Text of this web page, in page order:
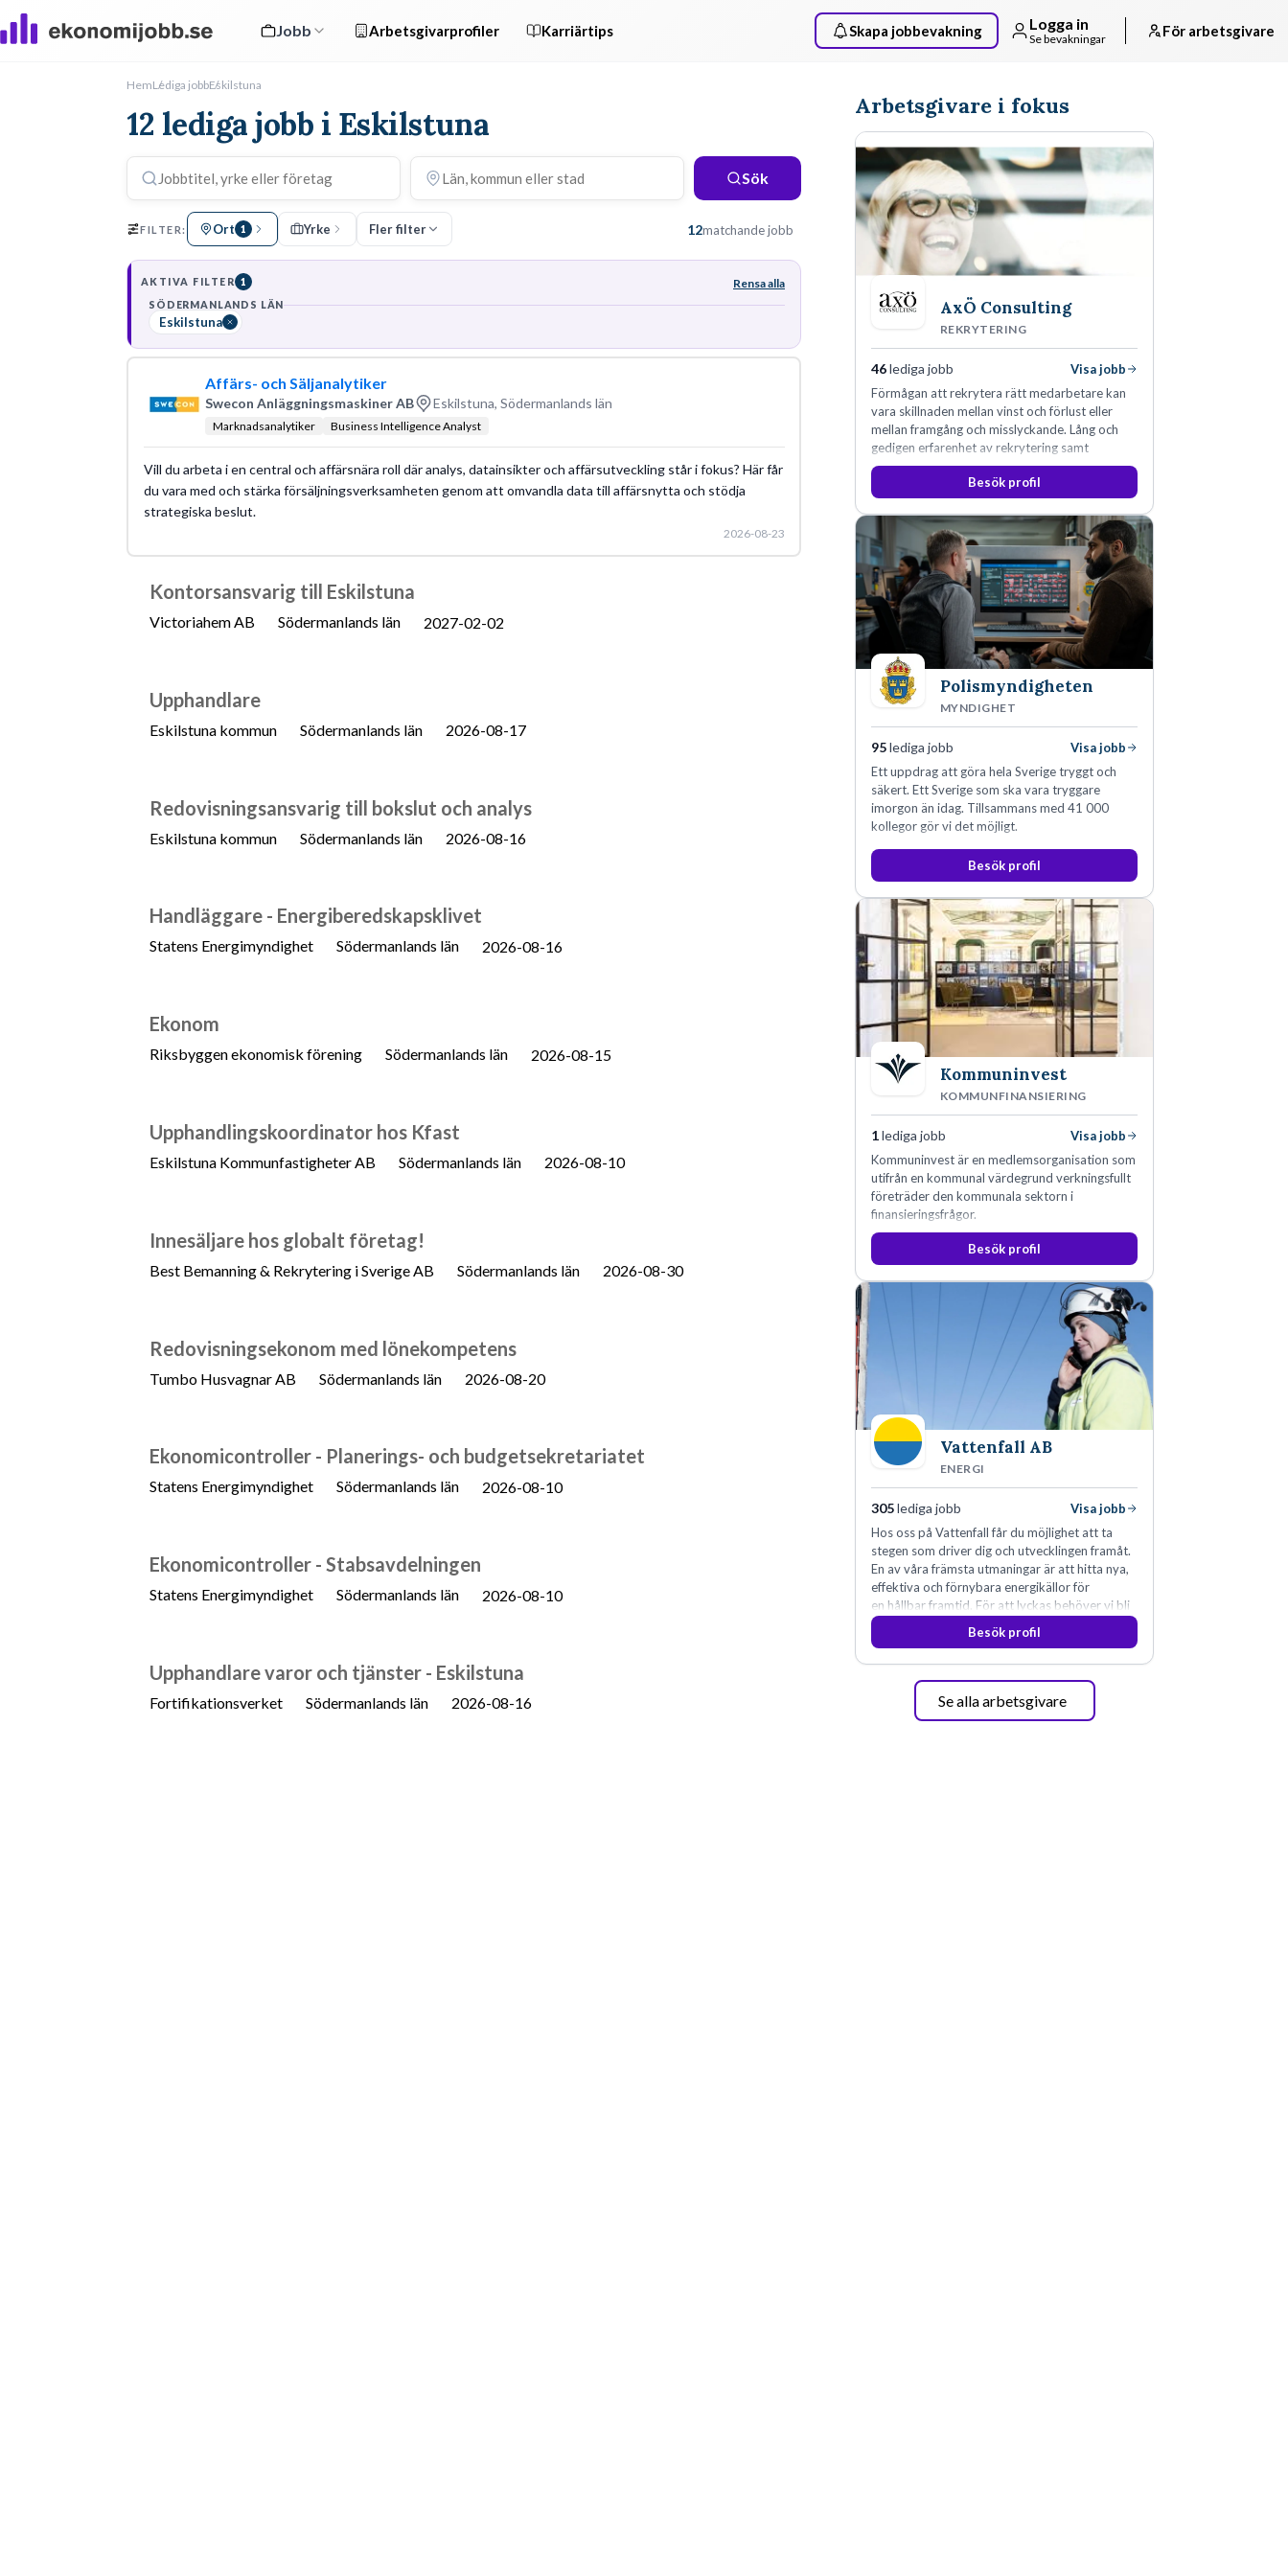
Jobb Arbetsgivarprofiler Karriärtips Skapa jobbevakning Logga in
Se bevakningar För arbetsgivare
HemLediga jobbEskilstuna
12 lediga jobb i Eskilstuna
Sök
FILTER: Ort 1 Yrke Fler filter 12matchande jobb
AKTIVA FILTER 1 Rensa alla
SÖDERMANLANDS LÄN
Eskilstuna
Affärs- och Säljanalytiker
Swecon Anläggningsmaskiner AB Eskilstuna, Södermanlands län
Marknadsanalytiker Business Intelligence Analyst
Vill du arbeta i en central och affärsnära roll där analys, datainsikter och affärsutveckling står i fokus? Här får
du vara med och stärka försäljningsverksamheten genom att omvandla data till affärsnytta och stödja
strategiska beslut.
2026-08-23
Kontorsansvarig till Eskilstuna
Victoriahem AB Södermanlands län 2027-02-02
Upphandlare
Eskilstuna kommun Södermanlands län 2026-08-17
Redovisningsansvarig till bokslut och analys
Eskilstuna kommun Södermanlands län 2026-08-16
Handläggare - Energiberedskapsklivet
Statens Energimyndighet Södermanlands län 2026-08-16
Ekonom
Riksbyggen ekonomisk förening Södermanlands län 2026-08-15
Upphandlingskoordinator hos Kfast
Eskilstuna Kommunfastigheter AB Södermanlands län 2026-08-10
Innesäljare hos globalt företag!
Best Bemanning & Rekrytering i Sverige AB Södermanlands län 2026-08-30
Redovisningsekonom med lönekompetens
Tumbo Husvagnar AB Södermanlands län 2026-08-20
Ekonomicontroller - Planerings- och budgetsekretariatet
Statens Energimyndighet Södermanlands län 2026-08-10
Ekonomicontroller - Stabsavdelningen
Statens Energimyndighet Södermanlands län 2026-08-10
Upphandlare varor och tjänster - Eskilstuna
Fortifikationsverket Södermanlands län 2026-08-16
Arbetsgivare i fokus
AxÖ Consulting
REKRYTERING
46lediga jobb
Visa jobb
Förmågan att rekrytera rätt medarbetare kan
vara skillnaden mellan vinst och förlust eller
mellan framgång och misslyckande. Lång och
gedigen erfarenhet av rekrytering samt
konsultverksamhet har lärt oss just det.
Besök profil
Polismyndigheten
MYNDIGHET
95lediga jobb
Visa jobb
Ett uppdrag att göra hela Sverige tryggt och
säkert. Ett Sverige som ska vara tryggare
imorgon än idag. Tillsammans med 41 000
kollegor gör vi det möjligt.
Besök profil
Kommuninvest
KOMMUNFINANSIERING
1lediga jobb
Visa jobb
Kommuninvest är en medlemsorganisation som
utifrån en kommunal värdegrund verkningsfullt
företräder den kommunala sektorn i
finansieringsfrågor.
Besök profil
Vattenfall AB
ENERGI
305lediga jobb
Visa jobb
Hos oss på Vattenfall får du möjlighet att ta
stegen som driver dig och utvecklingen framåt.
En av våra främsta utmaningar är att hitta nya,
effektiva och förnybara energikällor för
en hållbar framtid. För att lyckas behöver vi bli
fler medarbetare som vill göra skillnad.
Besök profil
Se alla arbetsgivare